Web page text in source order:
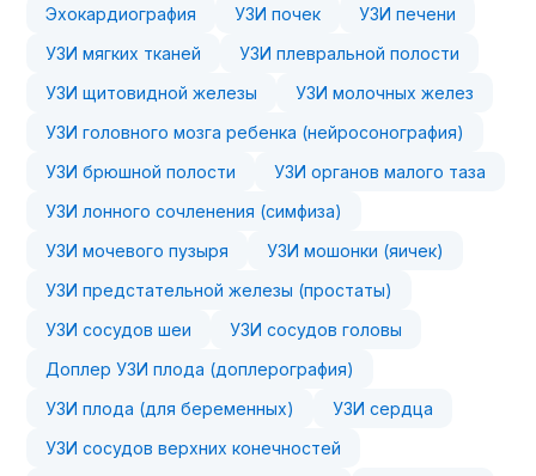
Эхокардиография
УЗИ почек
УЗИ печени
УЗИ мягких тканей
УЗИ плевральной полости
УЗИ щитовидной железы
УЗИ молочных желез
УЗИ головного мозга ребенка (нейросонография)
УЗИ брюшной полости
УЗИ органов малого таза
УЗИ лонного сочленения (симфиза)
УЗИ мочевого пузыря
УЗИ мошонки (яичек)
УЗИ предстательной железы (простаты)
УЗИ сосудов шеи
УЗИ сосудов головы
Доплер УЗИ плода (доплерография)
УЗИ плода (для беременных)
УЗИ сердца
УЗИ сосудов верхних конечностей